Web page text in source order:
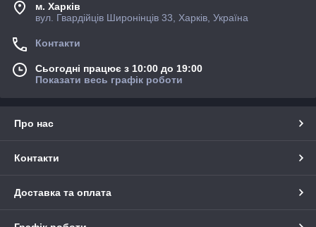
м. Харків
вул. Гвардійців Широнінців 33, Харків, Україна
Контакти
Сьогодні працює з 10:00 до 19:00
Показати весь графік роботи
Про нас
Контакти
Доставка та оплата